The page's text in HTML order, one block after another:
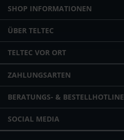
SHOP INFORMATIONEN
ÜBER TELTEC
TELTEC VOR ORT
ZAHLUNGSARTEN
BERATUNGS- & BESTELLHOTLINE
SOCIAL MEDIA